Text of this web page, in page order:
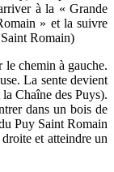
à la « Grande
» et la suivre
Romain)
chemin à gauche.
La sente devient
Chaîne des Puys).
dans un bois de
Puy Saint Romain
et atteindre un